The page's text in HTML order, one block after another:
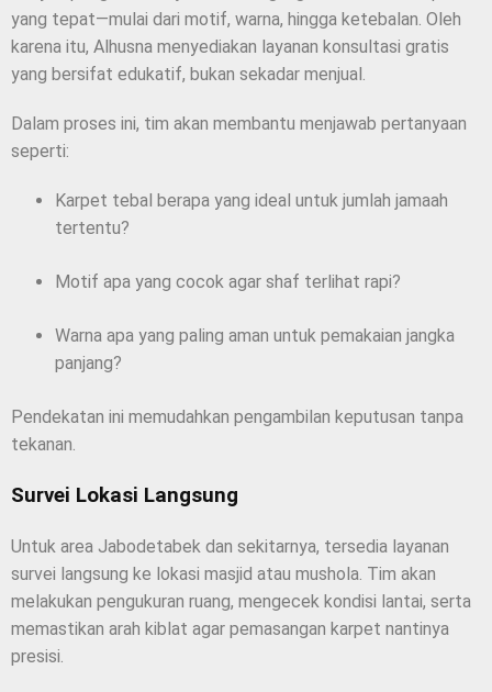
yang tepat—mulai dari motif, warna, hingga ketebalan. Oleh
karena itu, Alhusna menyediakan layanan konsultasi gratis
yang bersifat edukatif, bukan sekadar menjual.
Dalam proses ini, tim akan membantu menjawab pertanyaan
seperti:
Karpet tebal berapa yang ideal untuk jumlah jamaah
tertentu?
Motif apa yang cocok agar shaf terlihat rapi?
Warna apa yang paling aman untuk pemakaian jangka
panjang?
Pendekatan ini memudahkan pengambilan keputusan tanpa
tekanan.
Survei Lokasi Langsung
Untuk area Jabodetabek dan sekitarnya, tersedia layanan
survei langsung ke lokasi masjid atau mushola. Tim akan
melakukan pengukuran ruang, mengecek kondisi lantai, serta
memastikan arah kiblat agar pemasangan karpet nantinya
presisi.